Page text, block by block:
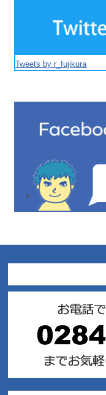
Tweets by r_fujikura